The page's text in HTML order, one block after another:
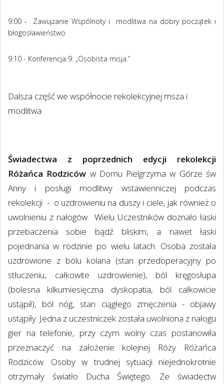
9:00 - Zawiązanie Wspólnoty i modlitwa na dobry początek i
błogosławieństwo
9:10 - Konferencja 9. „Osobista misja.”
Dalsza część we współnocie rekolekcyjnej msza i
modlitwa
Świadectwa z poprzednich edycji rekolekcji
Różańca Rodziców w Domu Pielgrzyma w Górze św
Anny i posługi modlitwy wstawienniczej podczas
rekolekcji - o uzdrowieniu na duszy i ciele, jak również o
uwolnieniu z nałogów. Wielu Uczestników doznało łaski
przebaczenia sobie bądź bliskim, a nawet łaski
pojednania w rodzinie po wielu latach. Osoba została
uzdrowione z bólu kolana (stan przedoperacyjny po
stłuczeniu, całkowite uzdrowienie), ból kręgosłupa
(bolesna kilkumiesięczna dyskopatia, ból całkowicie
ustąpił), ból nóg, stan ciągłego zmęczenia - objawy
ustąpiły. Jedna z uczestniczek została uwolniona z nałogu
gier na telefonie, przy czym wolny czas postanowiła
przeznaczyć na założenie kolejnej Róży Różańca
Rodziców. Osoby w trudnej sytuacji niejednokrotnie
otrzymały światło Ducha Świętego. Ze świadectw